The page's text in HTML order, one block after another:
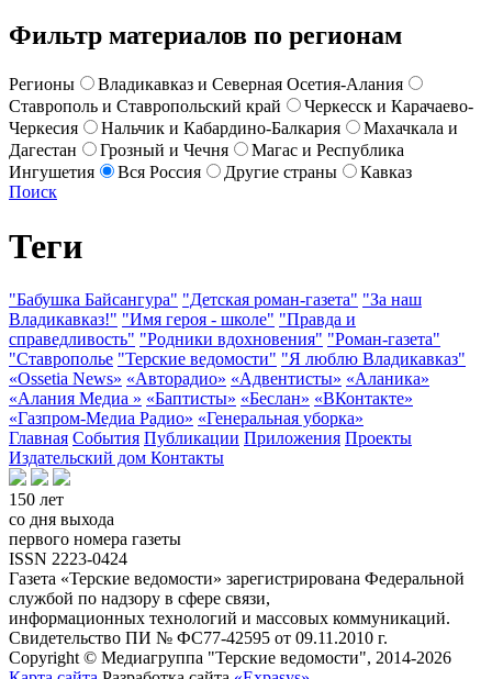
Фильтр материалов по регионам
Регионы
Владикавказ и Северная Осетия-Алания
Ставрополь и Ставропольский край
Черкесск и Карачаево-
Черкесия
Нальчик и Кабардино-Балкария
Махачкала и
Дагестан
Грозный и Чечня
Магас и Республика
Ингушетия
Вся Россия Другие страны
Кавказ
Поиск
Теги
"Бабушка Байсангура" "Детская роман-газета" "За наш
Владикавказ!" "Имя героя - школе" "Правда и
справедливость" "Родники вдохновения" "Роман-газета"
"Ставрополье "Терские ведомости" "Я люблю Владикавказ"
«Ossetia News» «Авторадио» «Адвентисты» «Аланика»
«Алания Медиа » «Баптисты» «Беслан» «ВКонтакте»
«Газпром-Медиа Радио» «Генеральная уборка»
Главная События Публикации Приложения Проекты
Издательский дом Контакты
150 лет
со дня выхода
первого номера газеты
ISSN 2223-0424
Газета «Терские ведомости» зарегистрирована Федеральной
службой по надзору в сфере связи,
информационных технологий и массовых коммуникаций.
Свидетельство ПИ № ФС77-42595 от 09.11.2010 г.
Copyright © Медиагруппа "Терские ведомости", 2014-2026